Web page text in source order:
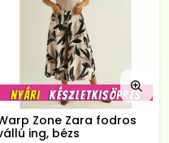
Zone Zara fodros
ing, bézs